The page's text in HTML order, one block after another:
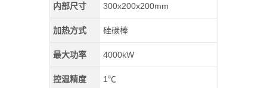
温）
内部尺寸 300x200x200mm
加热方式 硅碳棒
最大功率 4000kW
控温精度 1℃